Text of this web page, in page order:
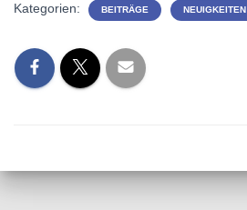
Kategorien: BEITRÄGE NEUIGKEITEN